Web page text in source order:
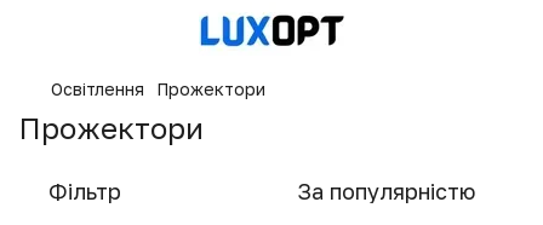
Освітлення Прожектори
Прожектори
Фільтр За популярністю